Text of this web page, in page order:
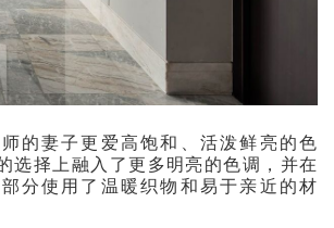
的妻子更爱高饱和、活泼鲜亮的色
选择上融入了更多明亮的色调，并在
分使用了温暖织物和易于亲近的材